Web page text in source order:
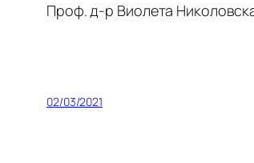
Проф. д-р Виолета
02/03/2021